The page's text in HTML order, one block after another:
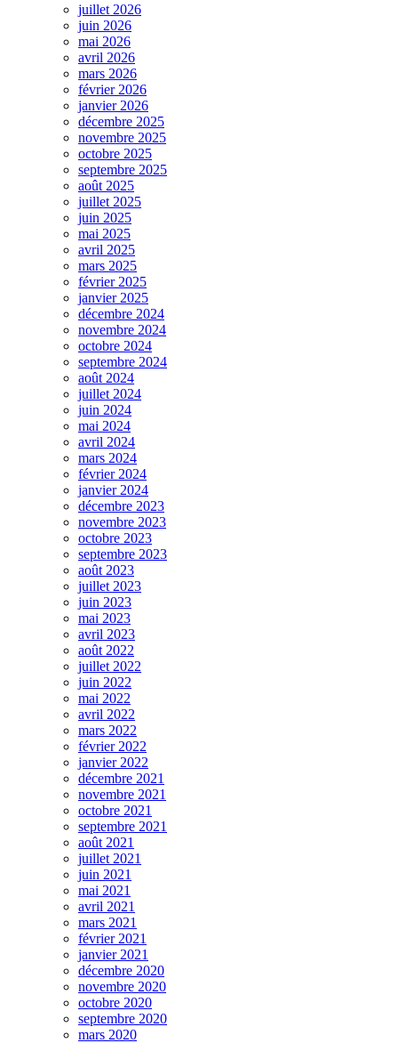
juillet 2026
juin 2026
mai 2026
avril 2026
mars 2026
février 2026
janvier 2026
décembre 2025
novembre 2025
octobre 2025
septembre 2025
août 2025
juillet 2025
juin 2025
mai 2025
avril 2025
mars 2025
février 2025
janvier 2025
décembre 2024
novembre 2024
octobre 2024
septembre 2024
août 2024
juillet 2024
juin 2024
mai 2024
avril 2024
mars 2024
février 2024
janvier 2024
décembre 2023
novembre 2023
octobre 2023
septembre 2023
août 2023
juillet 2023
juin 2023
mai 2023
avril 2023
août 2022
juillet 2022
juin 2022
mai 2022
avril 2022
mars 2022
février 2022
janvier 2022
décembre 2021
novembre 2021
octobre 2021
septembre 2021
août 2021
juillet 2021
juin 2021
mai 2021
avril 2021
mars 2021
février 2021
janvier 2021
décembre 2020
novembre 2020
octobre 2020
septembre 2020
mars 2020